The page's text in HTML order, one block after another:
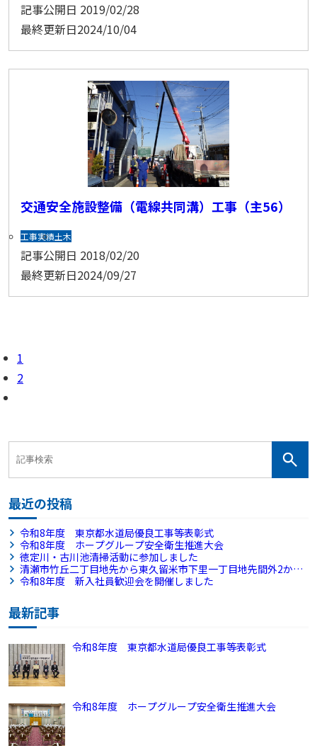
記事公開日 2019/02/28
最終更新日2024/10/04
交通安全施設整備（電線共同溝）工事（主56）
工事実績土木
記事公開日 2018/02/20
最終更新日2024/09/27
1
2
最近の投稿
令和8年度 東京都水道局優良工事等表彰式
令和8年度 ホープグループ安全衛生推進大会
徳定川・古川池清掃活動に参加しました
清瀬市竹丘二丁目地先から東久留米市下里一丁目地先間外2か所
配水本管（500㎜・400㎜）新設工事
令和8年度 新入社員歓迎会を開催しました
最新記事
令和8年度 東京都水道局優良工事等表彰式
令和8年度 ホープグループ安全衛生推進大会